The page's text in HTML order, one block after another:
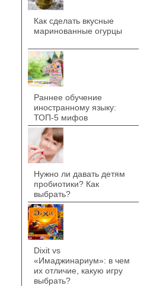
Как сделать вкусные
маринованные огурцы
Раннее обучение
иностранному языку:
ТОП-5 мифов
Нужно ли давать детям
пробиотики? Как
выбрать?
Dixit vs
«Имаджинариум»: в чем
их отличие, какую игру
выбрать?